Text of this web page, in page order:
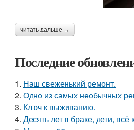
читать дальше →
Последние
1. Наш свеженький ремонт.
2. Одно из самых необычных
3. Ключ к выживанию.
4. Десять лет в браке, дети, всё